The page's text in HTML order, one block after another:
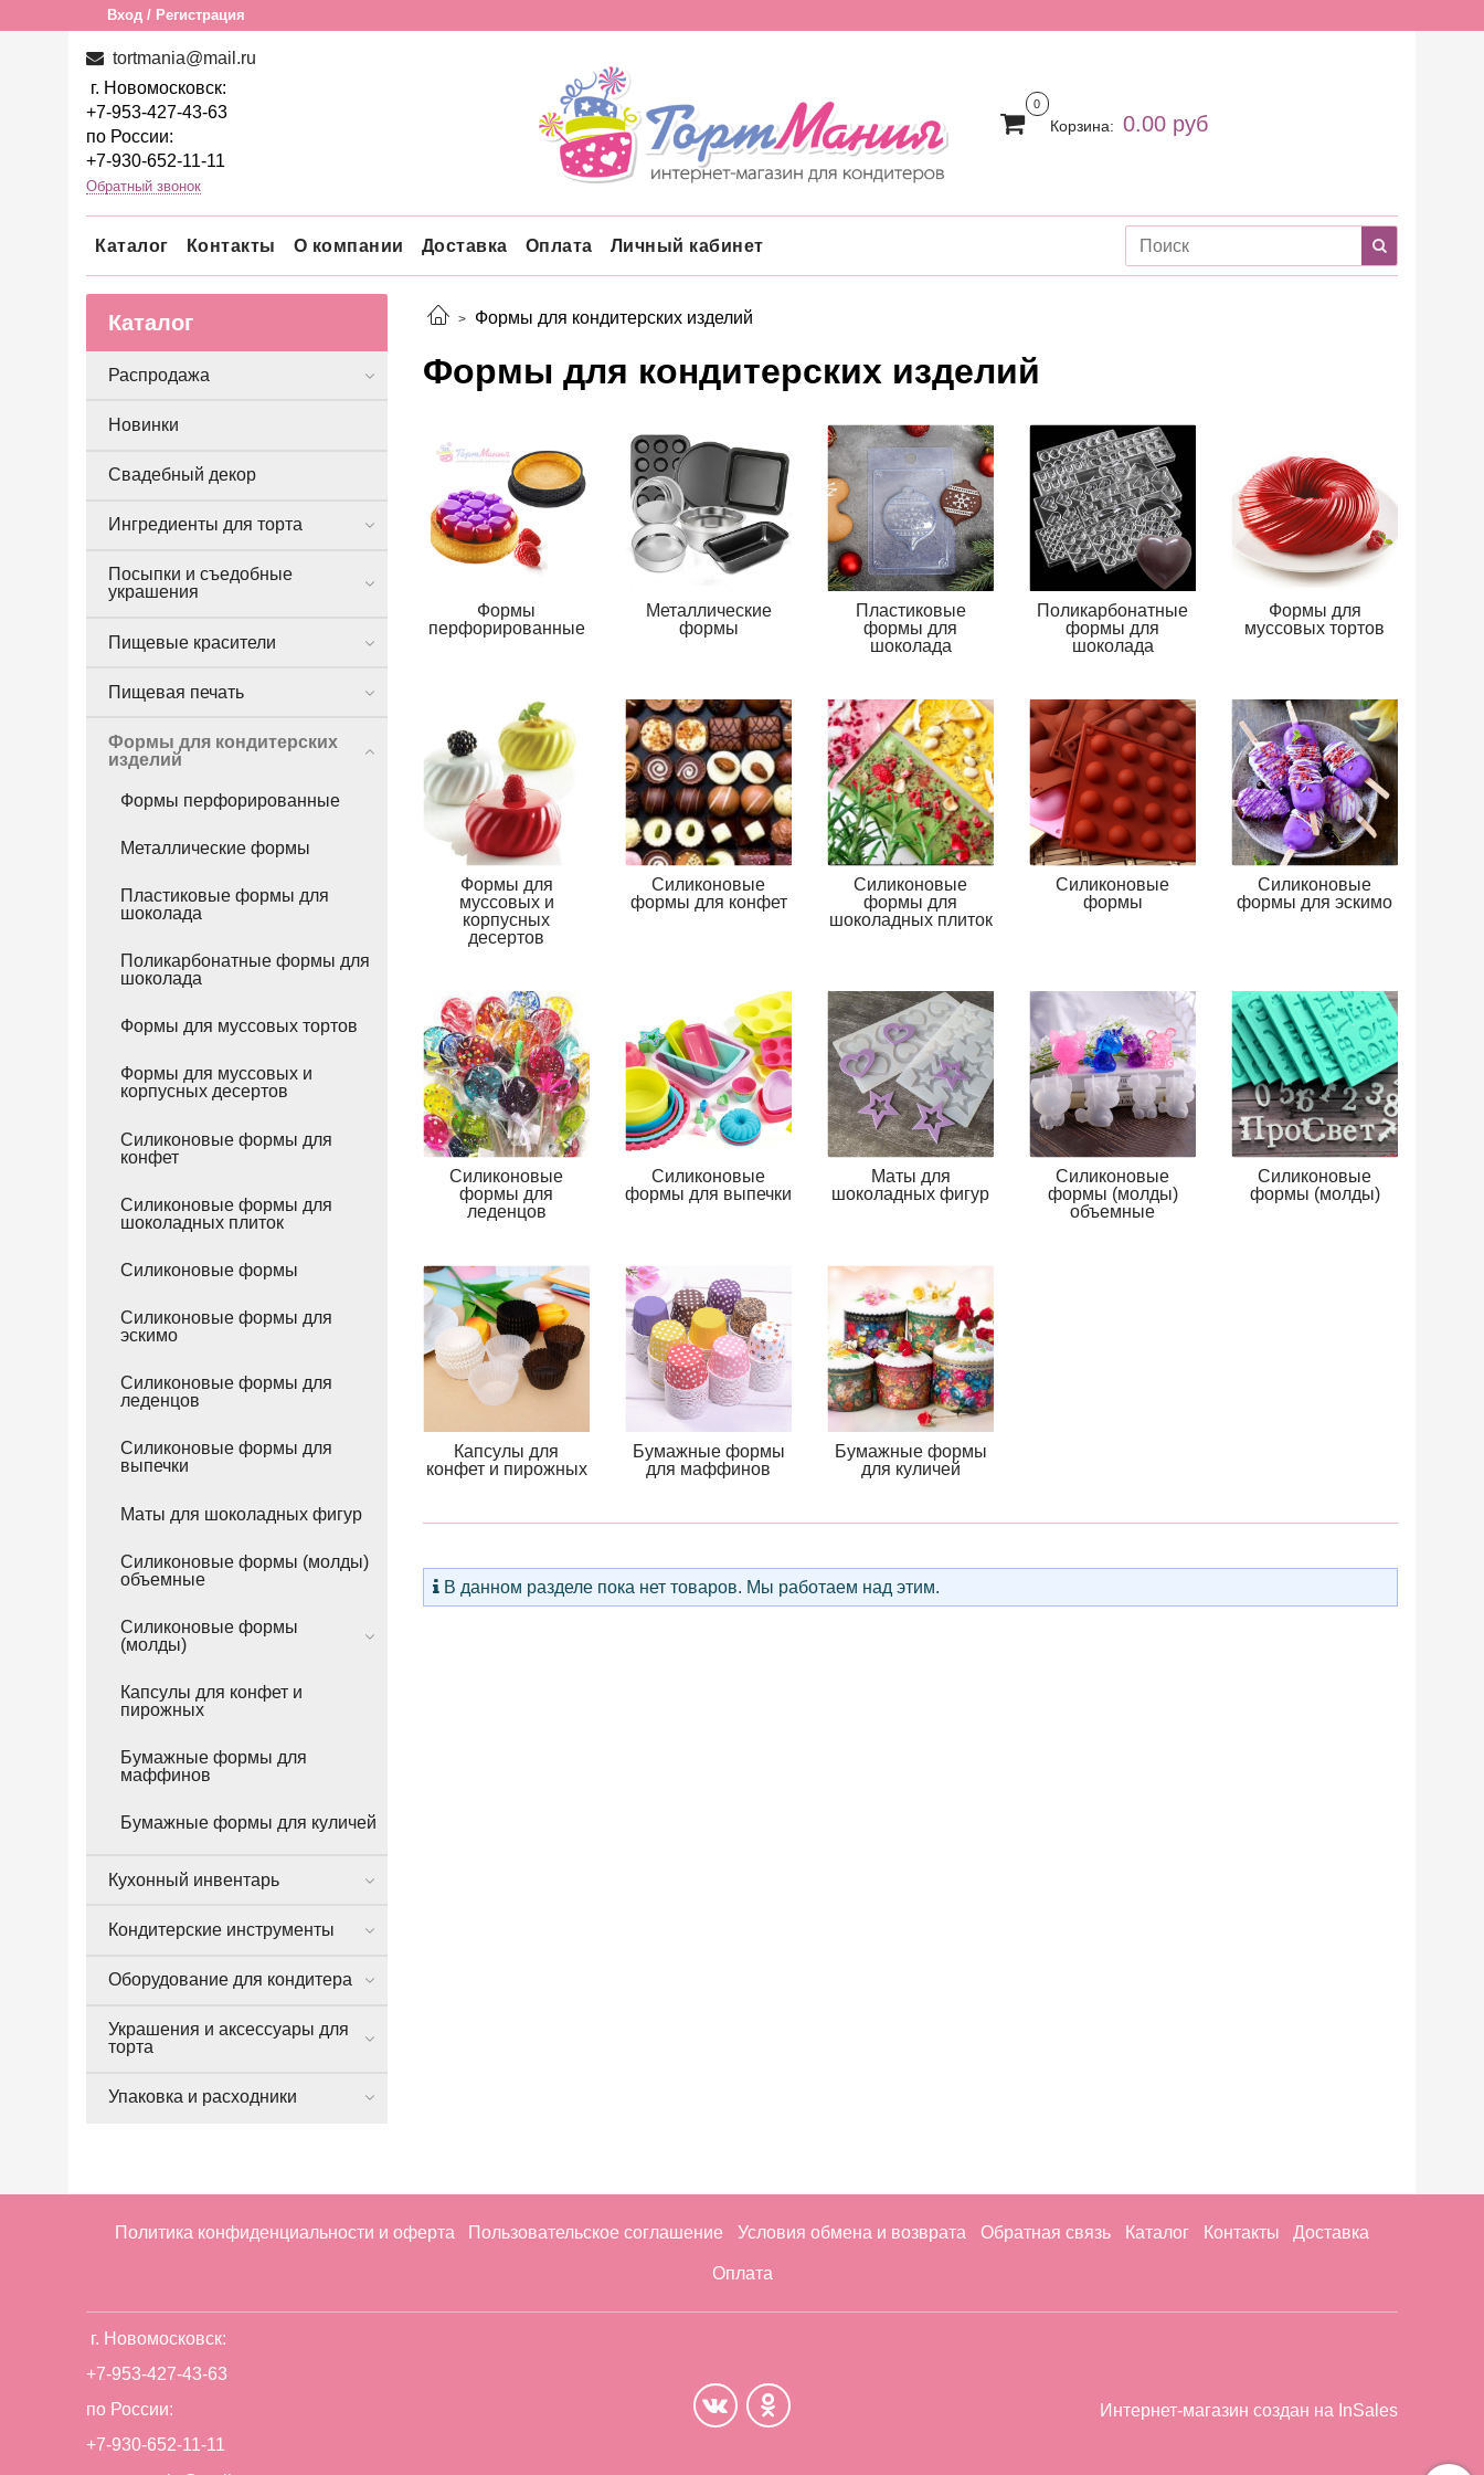
Вход / Регистрация
tortmania@mail.ru
г. Новомосковск:
+7-953-427-43-63
по России:
+7-930-652-11-11
Обратный звонок
0
Корзина: 0.00 руб
Каталог Контакты О компании Доставка Оплата Личный кабинет
Формы для кондитерских изделий
Формы для кондитерских изделий
Формы
перфорированные
Металлические
формы
Пластиковые
формы для
шоколада
Поликарбонатные
формы для
шоколада
Формы для
муссовых тортов
Формы для
муссовых и
корпусных
десертов
Силиконовые
формы для конфет
Силиконовые
формы для
шоколадных плиток
Силиконовые
формы
Силиконовые
формы для эскимо
Силиконовые
формы для
леденцов
Силиконовые
формы для выпечки
Маты для
шоколадных фигур
Силиконовые
формы (молды)
объемные
Силиконовые
формы (молды)
Капсулы для
конфет и пирожных
Бумажные формы
для маффинов
Бумажные формы
для куличей
В данном разделе пока нет товаров. Мы работаем над этим.
Каталог
Распродажа
Новинки
Свадебный декор
Ингредиенты для торта
Посыпки и съедобные
украшения
Пищевые красители
Пищевая печать
Формы для кондитерских
изделий
Формы перфорированные
Металлические формы
Пластиковые формы для
шоколада
Поликарбонатные формы для
шоколада
Формы для муссовых тортов
Формы для муссовых и
корпусных десертов
Силиконовые формы для
конфет
Силиконовые формы для
шоколадных плиток
Силиконовые формы
Силиконовые формы для
эскимо
Силиконовые формы для
леденцов
Силиконовые формы для
выпечки
Маты для шоколадных фигур
Силиконовые формы (молды)
объемные
Силиконовые формы
(молды)
Капсулы для конфет и
пирожных
Бумажные формы для
маффинов
Бумажные формы для куличей
Кухонный инвентарь
Кондитерские инструменты
Оборудование для кондитера
Украшения и аксессуары для
торта
Упаковка и расходники
Политика конфиденциальности и оферта Пользовательское соглашение Условия обмена и возврата Обратная связь Каталог Контакты Доставка
Оплата
г. Новомосковск:
+7-953-427-43-63
по России:
+7-930-652-11-11
Интернет-магазин создан на InSales